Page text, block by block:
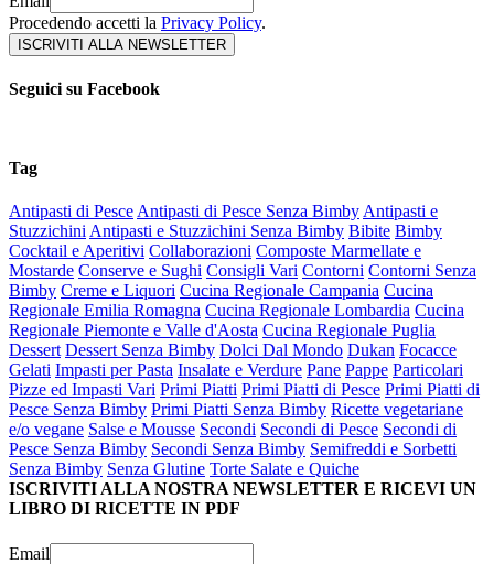
Procedendo accetti la Privacy Policy.
Seguici su Facebook
Tag
Antipasti di Pesce Antipasti di Pesce Senza Bimby Antipasti e
Stuzzichini Antipasti e Stuzzichini Senza Bimby Bibite Bimby
Cocktail e Aperitivi Collaborazioni Composte Marmellate e
Mostarde Conserve e Sughi Consigli Vari Contorni Contorni Senza
Bimby Creme e Liquori Cucina Regionale Campania Cucina
Regionale Emilia Romagna Cucina Regionale Lombardia Cucina
Regionale Piemonte e Valle d'Aosta Cucina Regionale Puglia
Dessert Dessert Senza Bimby Dolci Dal Mondo Dukan Focacce
Gelati Impasti per Pasta Insalate e Verdure Pane Pappe Particolari
Pizze ed Impasti Vari Primi Piatti Primi Piatti di Pesce Primi Piatti di
Pesce Senza Bimby Primi Piatti Senza Bimby Ricette vegetariane
e/o vegane Salse e Mousse Secondi Secondi di Pesce Secondi di
Pesce Senza Bimby Secondi Senza Bimby Semifreddi e Sorbetti
Senza Bimby Senza Glutine Torte Salate e Quiche
ISCRIVITI ALLA NOSTRA NEWSLETTER E RICEVI UN
LIBRO DI RICETTE IN PDF
Email